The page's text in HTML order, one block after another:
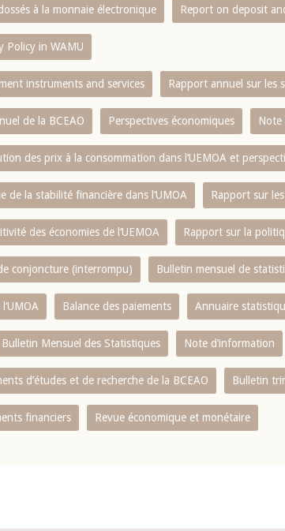
à la monnaie électronique Report on deposit
Policy in WAMU
instruments and services Rapport annuel sur les
de la BCEAO Perspectives économiques Note
des prix à la consommation dans l‘UEMOA et
de la stabilité financière dans l‘UMOA Rapport sur
des économies de l‘UEMOA Rapport sur la
conjoncture (interrompu) Bulletin mensuel de
Balance des paiements Annuaire
Bulletin Mensuel des Statistiques Note d’information
d’études et de recherche de la BCEAO Bulletin
financiers Revue économique et monétaire